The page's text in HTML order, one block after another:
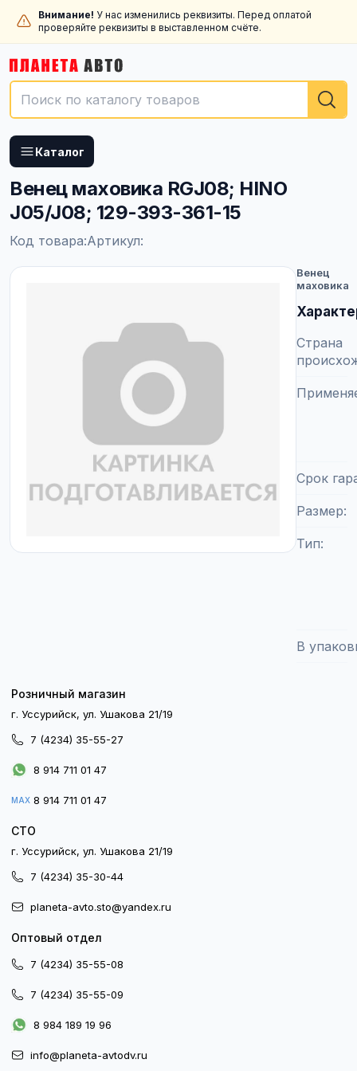
Внимание! У нас изменились реквизиты. Перед оплатой
проверяйте реквизиты в выставленном счёте.
Каталог
Венец маховика RGJ08; HINO
J05/J08; 129-393-361-15
Код товара:Артикул:
Венец
маховика
Страна
Срок
Размер
Тип
В
Розничный магазин
г. Уссурийск, ул. Ушакова 21/19
7 (4234) 35-55-27
8 914 711 01 47
MAX 8 914 711 01 47
СТО
г. Уссурийск, ул. Ушакова 21/19
7 (4234) 35-30-44
planeta-avto.sto@yandex.ru
Оптовый отдел
7 (4234) 35-55-08
7 (4234) 35-55-09
8 984 189 19 96
info@planeta-avtodv.ru